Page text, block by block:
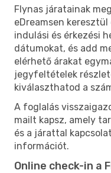
Flynas járatainak
eDreamsen
indulási és érkezési
dátumokat, és add
elérhető árakat
jegyfeltételek
kiválaszthatod a
A foglalás
mailt kapsz, amely
és a járattal
információt.
Online check-in a